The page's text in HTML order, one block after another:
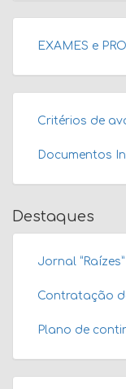
EXAMES e
Critérios de
Documentos
Destaques
Jornal “Raízes”
Contratação
Plano de